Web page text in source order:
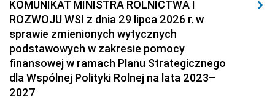
KOMUNIKAT MINISTRA ROLNICTWA I
ROZWOJU WSI z dnia 29 lipca 2026 r. w
sprawie zmienionych wytycznych
podstawowych w zakresie pomocy
finansowej w ramach Planu Strategicznego
dla Wspólnej Polityki Rolnej na lata 2023–
2027